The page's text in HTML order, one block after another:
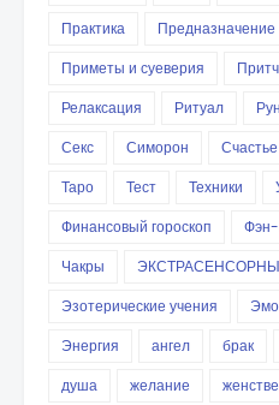
Практика
Предназначение
Приметы и суеверия
Релаксация
Ритуал
Секс
Симорон Счастье
Таро
Тест Техники
Финансовый гороскоп
Чакры
Эзотерические учения
Энергия
ангел брак
душа
желание